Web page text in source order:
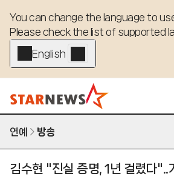
You can change the language to
Please check the list of supported
English - EN
연예 방송
김수현 "진실 증명, 1년 걸렸다"..